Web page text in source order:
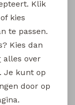
Klik
kies
te passen.
Kies dan
alles over
Je kunt op
door op